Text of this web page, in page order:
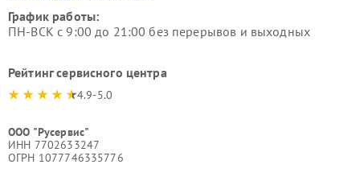
График работы:
ПН-ВСК с 9:00 до 21:00 без перерывов и выходных
Рейтинг сервисного центра
4.9-5.0
ООО "Русервис"
ИНН 7702633247
ОГРН 1077746335776